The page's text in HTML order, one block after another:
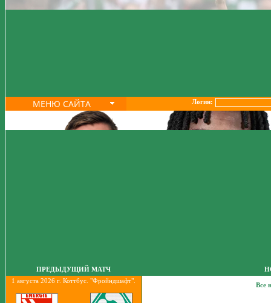
МЕНЮ САЙТА Логин:
ПРЕДЫДУЩИЙ МАТЧ
1 августа 2026 г. Коттбус. "Фройндшафт".
Все